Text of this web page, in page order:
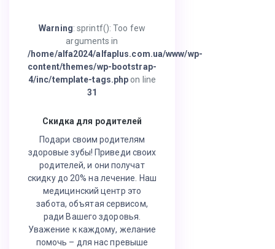
Warning: sprintf(): Too few
arguments in
/home/alfa2024/alfaplus.com.ua/www/wp-
content/themes/wp-bootstrap-
4/inc/template-tags.php on line
31
Скидка для родителей
Подари своим родителям
здоровые зубы! Приведи своих
родителей, и они получат
скидку до 20% на лечение. Наш
медицинский центр это
забота, объятая сервисом,
ради Вашего здоровья.
Уважение к каждому, желание
помочь – для нас превыше